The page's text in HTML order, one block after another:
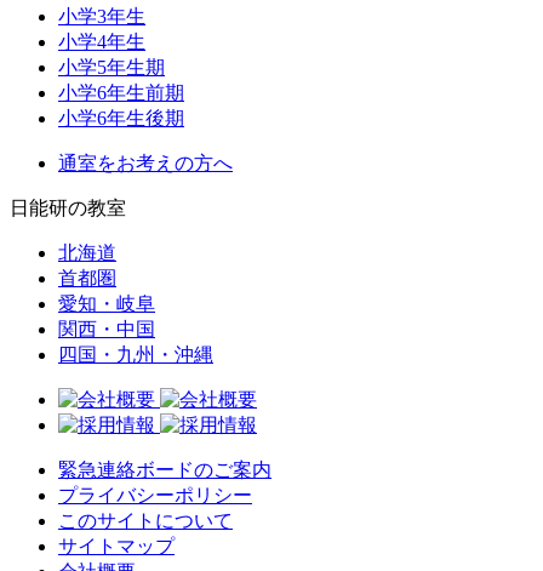
小学3年生
小学4年生
小学5年生期
小学6年生前期
小学6年生後期
通室をお考えの方へ
日能研の教室
北海道
首都圏
愛知・岐阜
関西・中国
四国・九州・沖縄
緊急連絡ボードのご案内
プライバシーポリシー
このサイトについて
サイトマップ